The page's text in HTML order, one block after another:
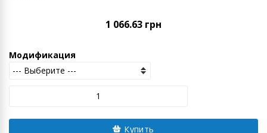
1 066.63 грн
Модификация
Купить